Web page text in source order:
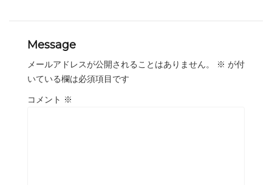
Message
メールアドレスが公開されることはありません。 ※ が付
いている欄は必須項目です
コメント ※